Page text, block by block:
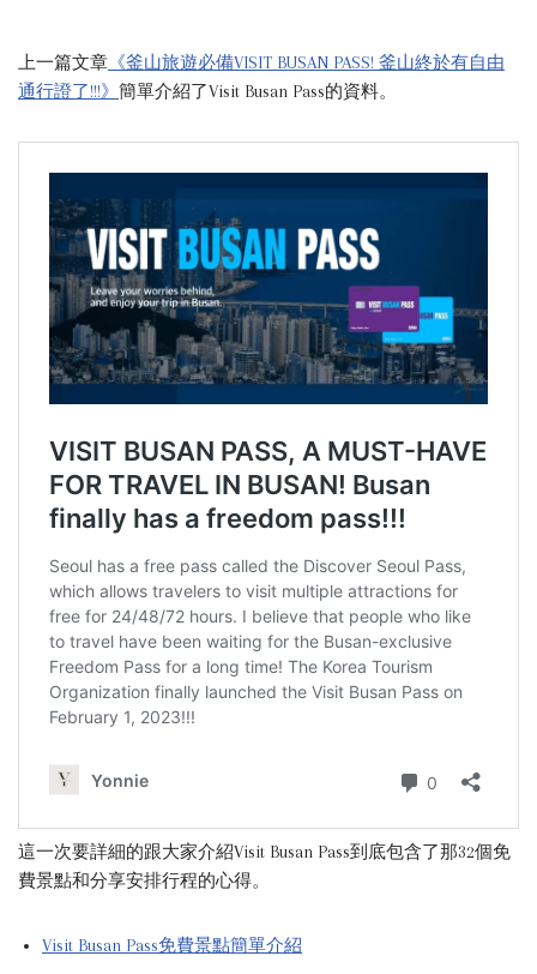
上一篇文章 《釜山旅遊必備VISIT BUSAN PASS! 釜山終於有自由
通行證了!!!》 簡單介紹了Visit Busan Pass的資料。
這一次要詳細的跟大家介紹Visit Busan Pass到底包含了那32個免
費景點和分享安排行程的心得。
Visit Busan Pass免費景點簡單介紹